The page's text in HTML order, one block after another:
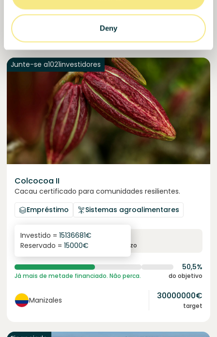
Deny
O projeto está a ganhar força. Invista já.
€
Junte-se a1021investidores
Colcocoa II
Cacau certificado para comunidades resilientes.
Empréstimo
Sistemas agroalimentares
6.1%
juro anual prazo
Investido = 15136681€
Reservado = 15000€
50,5%
Já mais de metade financiado. Não perca. do objetivo
Manizales 30000000€
target